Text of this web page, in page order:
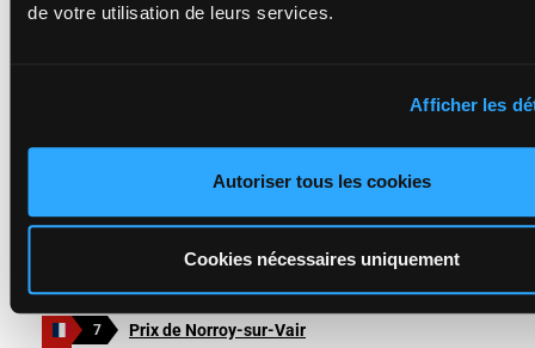
de votre utilisation de leurs services.
Afficher les
Autoriser tous les cookies
Cookies nécessaires uniquement
Montée parmi les derniers, cette élève de Rachel Philippon a
SEVERINVenu du dernier
peu pris de vitesse quand les choses sérieuses ont
les cent derniers mètres.
7 Prix de Norroy-sur-Vair